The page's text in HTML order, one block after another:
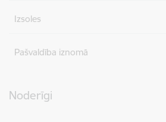
Izsoles
Pašvaldība iznomā
Noderīgi